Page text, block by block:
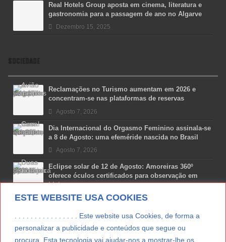
ESTE WEBSITE USA COOKIES
. . . . . . . . . . . . . . . . Este website usa Cookies, de forma a
personalizar a publicidade e conteúdos que segue ou
procura. Esta tecnologia vai ajudar-nos a mostrar-lhe os
Real Hotels Group aposta em cinema, literatura e
gastronomia para a passagem de ano no Algarve
Dezembro 15, 2025
SOCIEDADE
Reclamações no Turismo aumentam em 2026 e
concentram-se nas plataformas de reservas
Agosto 7, 2026
Dia Internacional do Orgasmo Feminino assinala-se
a 8 de Agosto: uma efeméride nascida no Brasil
Agosto 7, 2026
Eclipse solar de 12 de Agosto: Amoreiras 360º
oferece óculos certificados para observação em
Lisboa
Agosto 7, 2026
Lua Afonso vence prémio internacional de liderança
Agosto 7, 2026